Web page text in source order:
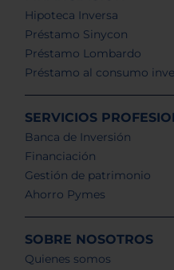
Hipoteca Inversa
Préstamo Sinycon
Préstamo Lombardo
Préstamo al consumo
SERVICIOS
Banca de Inversión
Financiación
Gestión de patrimonio
Ahorro Pymes
SOBRE NOSOTROS
Quienes somos